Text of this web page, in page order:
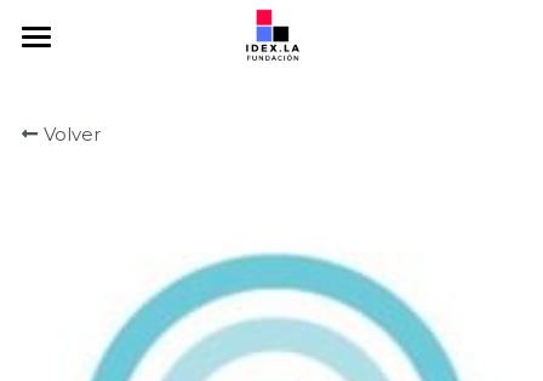
Somos
Inversores
Programas
Volver